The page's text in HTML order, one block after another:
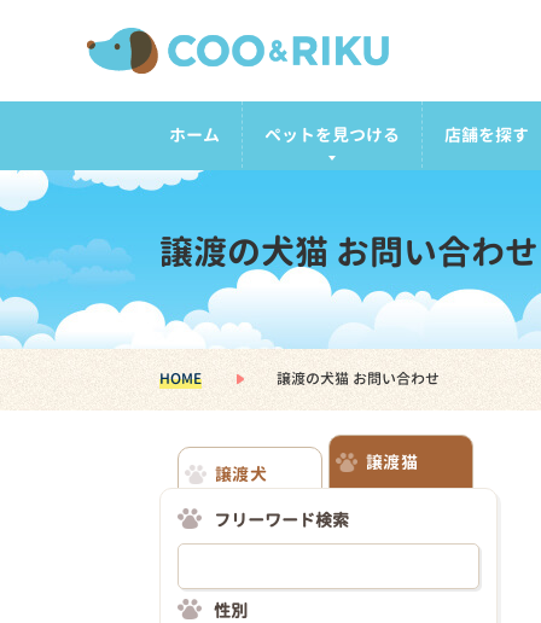
ホーム ペットを見つける 店舗を探す
譲渡の犬猫 お問い合わせ
HOME 譲渡の犬猫 お問い合わせ
譲渡犬
譲渡猫
フリーワード検索
性別